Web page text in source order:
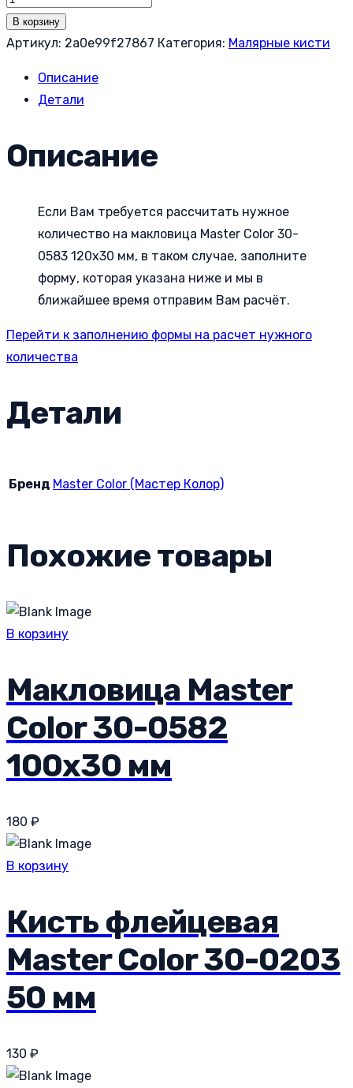
товара
Макловица
120х30
В корзину
Артикул: 2a0e99f27867 Категория: Малярные кисти
Описание
Детали
Описание
Если Вам требуется рассчитать нужное
количество на макловица Master Color 30-
0583 120х30 мм, в таком случае, заполните
форму, которая указана ниже и мы в
ближайшее время отправим Вам расчёт.
Перейти к заполнению формы на расчет нужного
количества
Детали
Бренд Master Color (Мастер Колор)
Похожие товары
В корзину
Макловица Master
Color 30-0582
100х30 мм
180 ₽
В корзину
Кисть флейцевая
Master Color 30-0203
50 мм
130 ₽